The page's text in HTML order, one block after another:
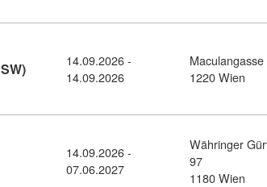
Kursdetail: Ausbildung zum/zur
14.09.2026 -
14.09.2026
1220 Wien
für Bauwesen / Abendlehrgang - 1.
14.09.2026 -
07.06.2027
Währinger
97
1180 Wien